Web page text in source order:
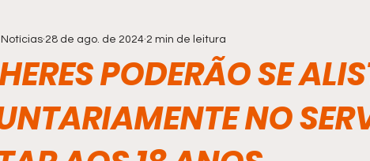
PODERÃO SE
NO
28 de ago. de 2024 2 min de leitura